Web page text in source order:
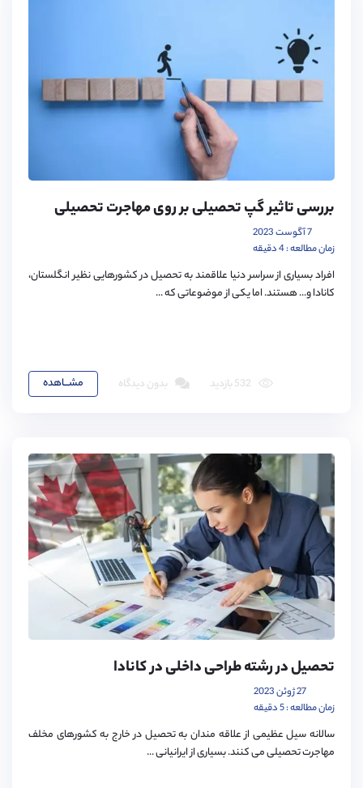
بررسی تاثیر گپ تحصیلی بر روی مهاجرت تحصیلی
7 آگوست 2023
زمان مطالعه : 4 دقیقه
افراد بسیاری از سراسر دنیا علاقمند به تحصیل در کشورهایی نظیر انگلستان،
کانادا و... هستند. اما یکی از موضوعاتی که ...
مشـــاهده بدون دیدگاه
تحصیل در رشته طراحی داخلی در کانادا
27 ژوئن 2023
زمان مطالعه : 5 دقیقه
سالانه سیل عظیمی از علاقه مندان به تحصیل در خارج به کشورهای مخلف
مهاجرت تحصیلی می کنند. بسیاری از ایرانیانی ...